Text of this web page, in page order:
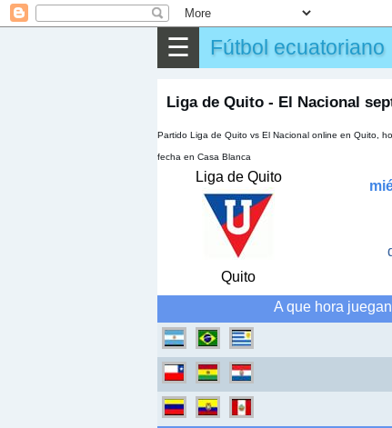
☰ Fútbol ecuatoriano
Liga de Quito - El Nacional
Partido Liga de Quito vs El Nacional online en Quito,
fecha en Casa Blanca
Liga de Quito
Quito
A que hora
▶
✎ Otros